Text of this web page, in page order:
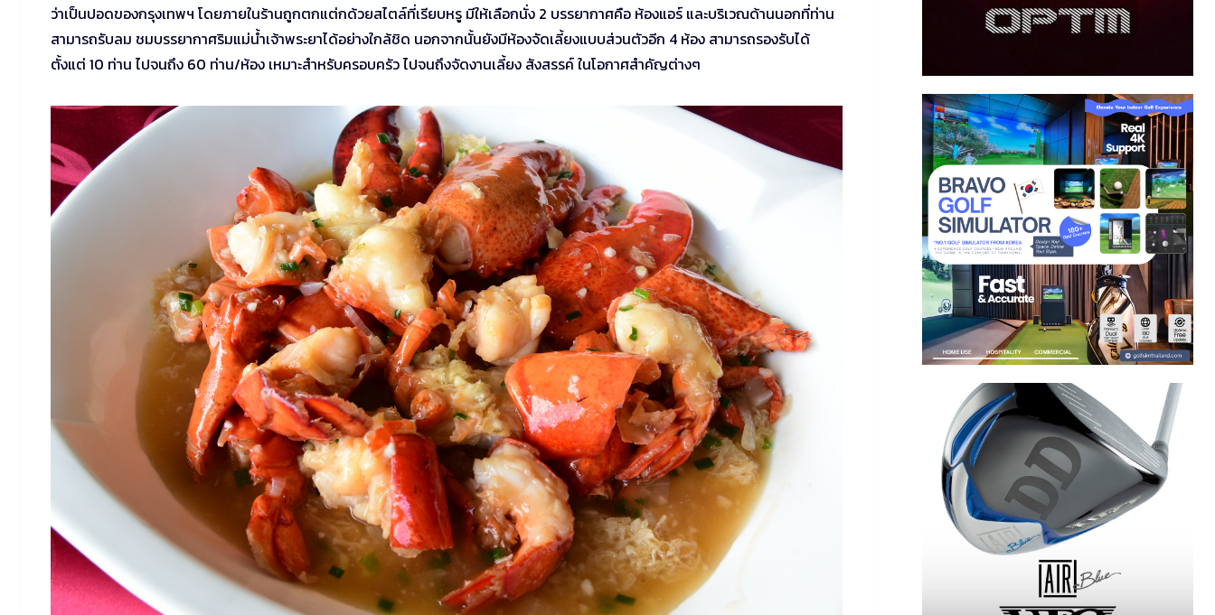
ว่าเป็นปอดของกรุงเทพฯ โดยภายในร้านถูกตกแต่กด้วยสไตล์ที่เรียบหรู มีให้เลือกนั่ง 2 บรรยากาศคือ ห้องแอร์ และบริเวณด้านนอกที่ท่าน
สามารถรับลม ชมบรรยากาศริมแม่น้ำเจ้าพระยาได้อย่างใกล้ชิด นอกจากนั้นยังมีห้องจัดเลี้ยงแบบส่วนตัวอีก 4 ห้อง สามารถรองรับได้
ตั้งแต่ 10 ท่าน ไปจนถึง 60 ท่าน/ห้อง เหมาะสำหรับครอบครัว ไปจนถึงจัดงานเลี้ยง สังสรรค์ ในโอกาศสำคัญต่างๆ